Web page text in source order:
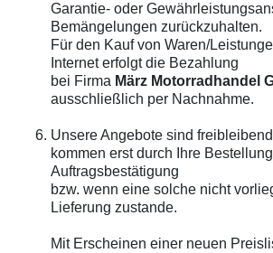
Garantie- oder
Bemängelungen zurückzuhalten.
Für den Kauf von Waren/
Internet erfolgt die Bezahlung
bei Firma März Motorradhandel
ausschließlich per Nachnahme.
Unsere Angebote sind
kommen erst durch Ihre
Auftragsbestätigung
bzw. wenn eine solche nicht
Lieferung zustande.
Mit Erscheinen einer neuen